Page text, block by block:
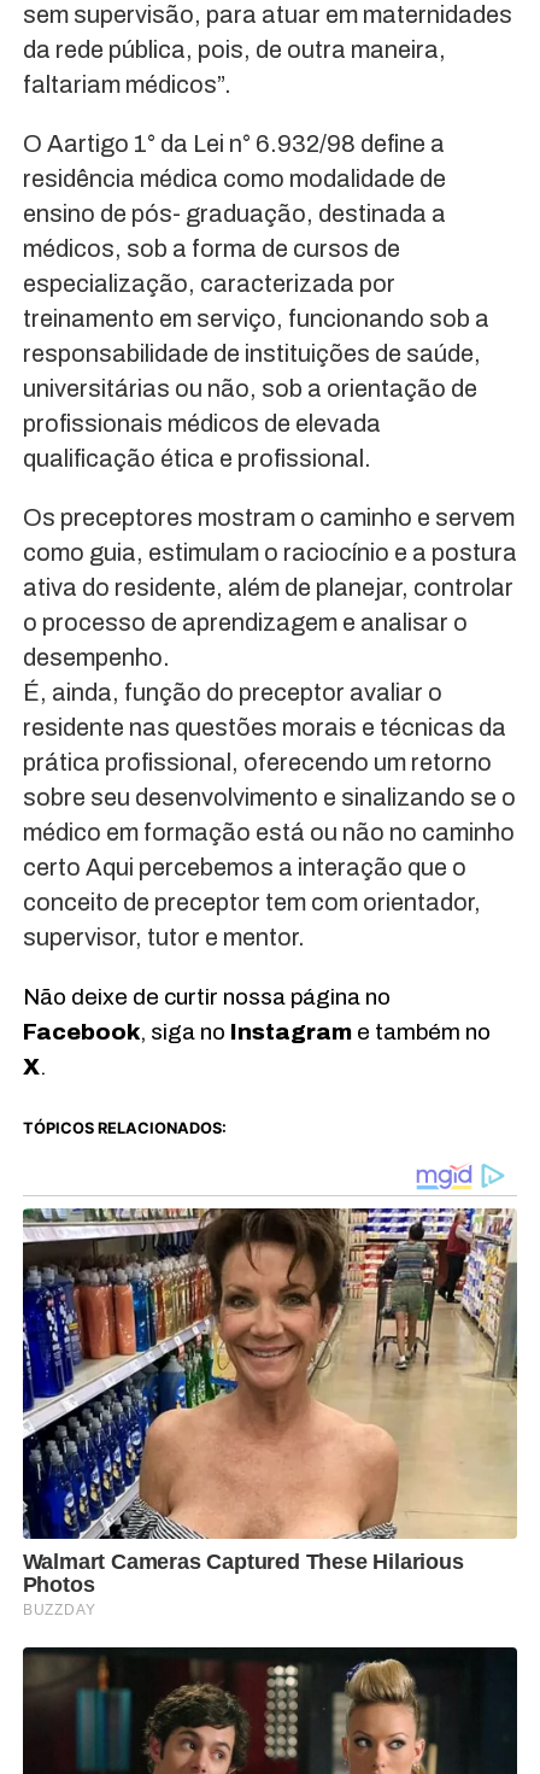
sem supervisão, para atuar em maternidades
da rede pública, pois, de outra maneira,
faltariam médicos”.
O Aartigo 1° da Lei n° 6.932/98 define a
residência médica como modalidade de
ensino de pós- graduação, destinada a
médicos, sob a forma de cursos de
especialização, caracterizada por
treinamento em serviço, funcionando sob a
responsabilidade de instituições de saúde,
universitárias ou não, sob a orientação de
profissionais médicos de elevada
qualificação ética e profissional.
Os preceptores mostram o caminho e servem
como guia, estimulam o raciocínio e a postura
ativa do residente, além de planejar, controlar
o processo de aprendizagem e analisar o
desempenho.
É, ainda, função do preceptor avaliar o
residente nas questões morais e técnicas da
prática profissional, oferecendo um retorno
sobre seu desenvolvimento e sinalizando se o
médico em formação está ou não no caminho
certo Aqui percebemos a interação que o
conceito de preceptor tem com orientador,
supervisor, tutor e mentor.
Não deixe de curtir nossa página no
Facebook, siga no Instagrame também no
X.
TÓPICOS RELACIONADOS: